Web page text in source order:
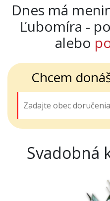
Dnes má
Ľubomíra -
alebo
Chcem
Svadobná